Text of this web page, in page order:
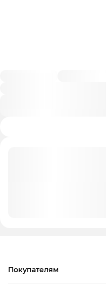
Покупателям